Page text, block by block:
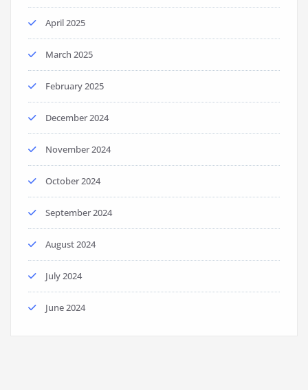
April 2025
March 2025
February 2025
December 2024
November 2024
October 2024
September 2024
August 2024
July 2024
June 2024